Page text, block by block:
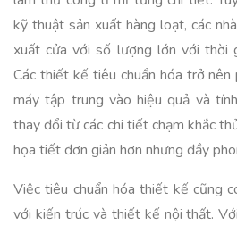
kỹ thuật sản xuất hàng loạt, các
xuất cửa với số lượng lớn với thời
Các thiết kế tiêu chuẩn hóa trở nên
máy tập trung vào hiệu quả và
thay đổi từ các chi tiết chạm khắc
họa tiết đơn giản hơn nhưng đầy
Việc tiêu chuẩn hóa thiết kế cũng
với kiến trúc và thiết kế nội thất.